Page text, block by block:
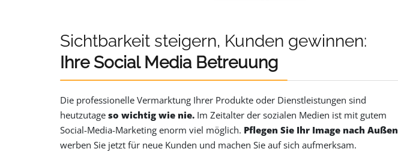
Sichtbarkeit steigern, Kunden gewinnen:
Ihre Social Media Betreuung
Die professionelle Vermarktung Ihrer Produkte oder Dienstleistungen sind
heutzutage so wichtig wie nie. Im Zeitalter der sozialen Medien ist mit gutem
Social-Media-Marketing enorm viel möglich. Pflegen Sie Ihr Image nach Außen
werben Sie jetzt für neue Kunden und machen Sie auf sich aufmerksam.